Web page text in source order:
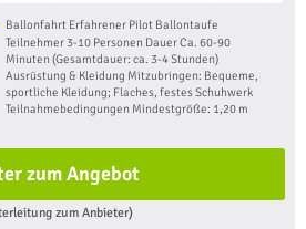
Ballonfahrt Erfahrener Pilot Ballontaufe
Teilnehmer 3-10 Personen Dauer Ca. 60-90
Minuten (Gesamtdauer: ca. 3-4 Stunden)
Ausrüstung & Kleidung Mitzubringen: Bequeme,
sportliche Kleidung; Flaches, festes Schuhwerk
Teilnahmebedingungen Mindestgröße: 1,20 m
zum Angebot
zum Anbieter)